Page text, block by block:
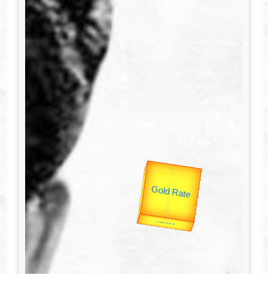
उप प्रधानमंत्री
Valentine's
उपराष्ट्रपति
यात्रा
Gold Rate unTV Special